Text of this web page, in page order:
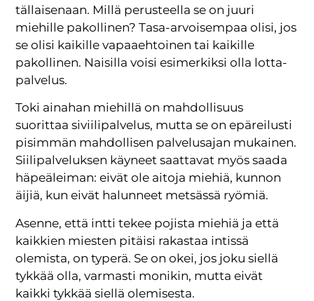
tällaisenaan. Millä perusteella se on juuri
miehille pakollinen? Tasa-arvoisempaa olisi, jos
se olisi kaikille vapaaehtoinen tai kaikille
pakollinen. Naisilla voisi esimerkiksi olla lotta-
palvelus.
Toki ainahan miehillä on mahdollisuus
suorittaa siviilipalvelus, mutta se on epäreilusti
pisimmän mahdollisen palvelusajan mukainen.
Siilipalveluksen käyneet saattavat myös saada
häpeäleiman: eivät ole aitoja miehiä, kunnon
äijiä, kun eivät halunneet metsässä ryömiä.
Asenne, että intti tekee pojista miehiä ja että
kaikkien miesten pitäisi rakastaa intissä
olemista, on typerä. Se on okei, jos joku siellä
tykkää olla, varmasti monikin, mutta eivät
kaikki tykkää siellä olemisesta.